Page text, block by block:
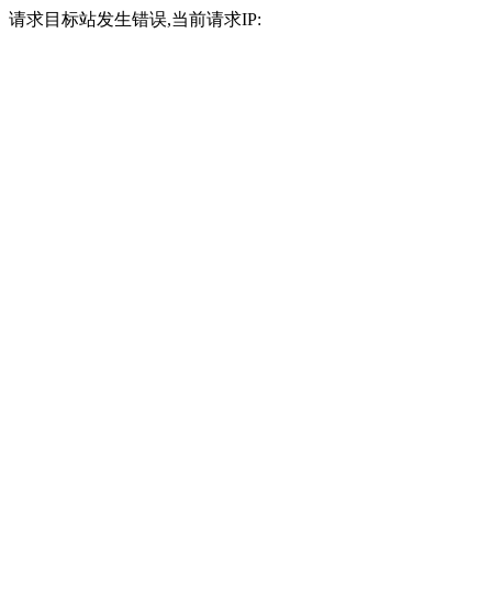
请求目标站发生错误,当前请求IP: